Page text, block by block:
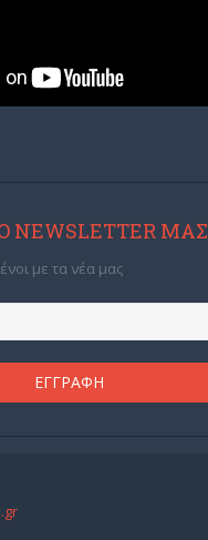
NEWSLETTER ΜΑΣ
με τα νέα μας